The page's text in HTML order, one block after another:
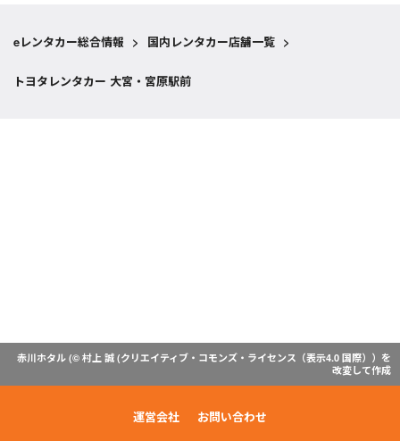
eレンタカー総合情報 > 国内レンタカー店舗一覧 >
トヨタレンタカー 大宮・宮原駅前
赤川ホタル (© 村上 誠 (クリエイティブ・コモンズ・ライセンス（表示4.0 国際） ）を
改変して作成
運営会社 お問い合わせ